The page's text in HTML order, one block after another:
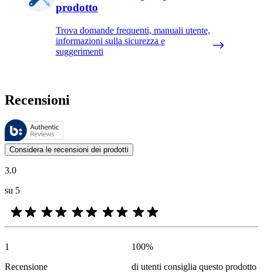
prodotto
Trova domande frequenti, manuali utente,
informazioni sulla sicurezza e
suggerimenti
Recensioni
Queste recensioni sono gestite da Bazaarvoice e sono conformi
Le valutazioni dei prodotti e le classificazioni in stelle da parte degli
Considera le recensioni dei prodotti
3.0
su 5
1
Recensione
100%
di utenti consiglia questo prodotto